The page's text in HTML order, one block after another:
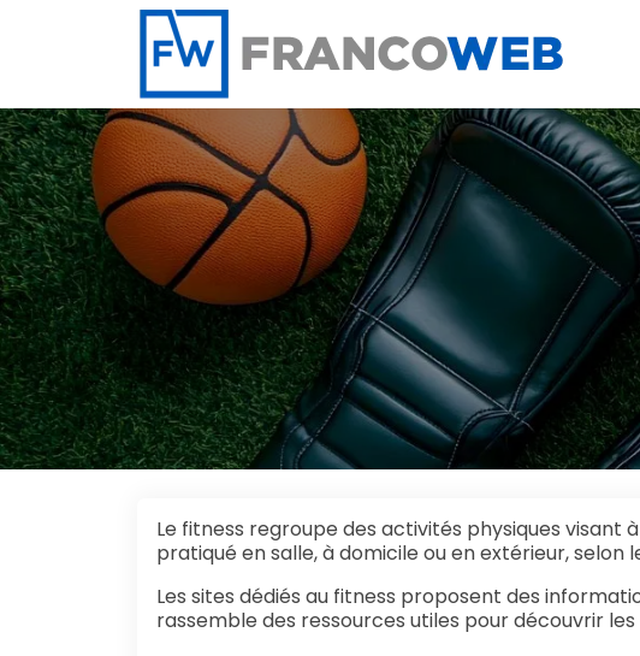
Panneau de gestion des cookies
Le fitness regroupe des activités physiques
pratiqué en salle, à domicile ou en extérieur,
Les sites dédiés au fitness proposent des
rassemble des ressources utiles pour découvrir